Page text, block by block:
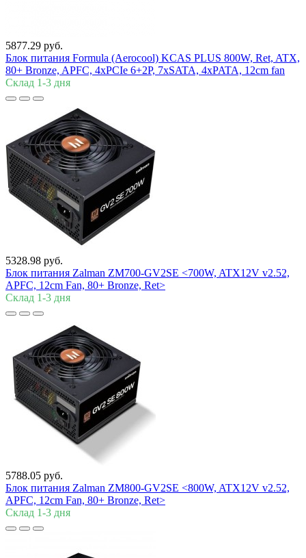
5877.29 руб.
Блок питания Formula (Aerocool) KCAS PLUS 800W, Ret, ATX,
80+ Bronze, APFC, 4xPCIe 6+2P, 7xSATA, 4xPATA, 12cm fan
Склад 1-3 дня
5328.98 руб.
Блок питания Zalman ZM700-GV2SE <700W, ATX12V v2.52,
APFC, 12cm Fan, 80+ Bronze, Ret>
Склад 1-3 дня
5788.05 руб.
Блок питания Zalman ZM800-GV2SE <800W, ATX12V v2.52,
APFC, 12cm Fan, 80+ Bronze, Ret>
Склад 1-3 дня